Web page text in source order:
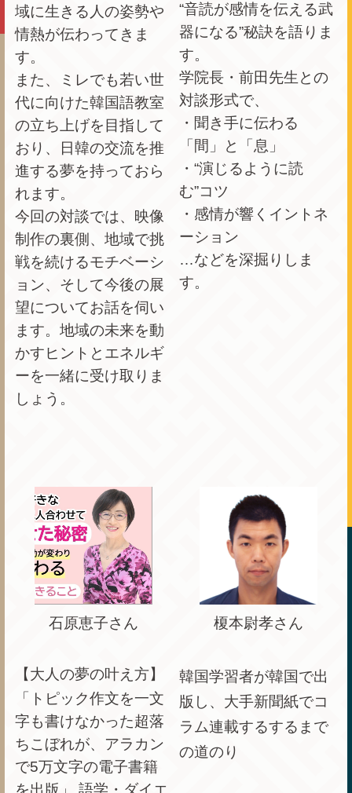
域に生きる人の姿勢や
情熱が伝わってきま
す。
また、ミレでも若い世
代に向けた韓国語教室
の立ち上げを目指して
おり、日韓の交流を推
進する夢を持っておら
れます。
今回の対談では、映像
制作の裏側、地域で挑
戦を続けるモチベーシ
ョン、そして今後の展
望についてお話を伺い
ます。地域の未来を動
かすヒントとエネルギ
ーを一緒に受け取りま
しょう。
“音読が感情を伝える武
器になる”秘訣を語りま
す。
学院長・前田先生との
対談形式で、
・聞き手に伝わる
「間」と「息」
・“演じるように読
む”コツ
・感情が響くイントネ
ーション
…などを深掘りしま
す。
石原恵子さん
【大人の夢の叶え方】
「トピック作文を一文
字も書けなかった超落
ちこぼれが、アラカン
で5万文字の電子書籍
を出版」 語学・ダイエ
榎本尉孝さん
韓国学習者が韓国で出
版し、 大手新聞紙でコ
ラム連載するするまで
の道のり